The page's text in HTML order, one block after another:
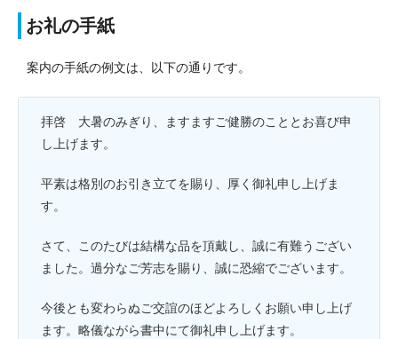
お礼の手紙
案内の手紙の例文は、以下の通りです。
拝啓 大暑のみぎり、ますますご健勝のこととお喜び申
し上げます。
平素は格別のお引き立てを賜り、厚く御礼申し上げま
す。
さて、このたびは結構な品を頂戴し、誠に有難うござい
ました。過分なご芳志を賜り、誠に恐縮でございます。
今後とも変わらぬご交誼のほどよろしくお願い申し上げ
ます。略儀ながら書中にて御礼申し上げます。